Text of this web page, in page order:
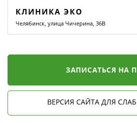
КЛИНИКА ЭКО
Челябинск, улица Чичерина, 36В
ЗАПИСАТЬСЯ НА
ВЕРСИЯ САЙТА ДЛЯ